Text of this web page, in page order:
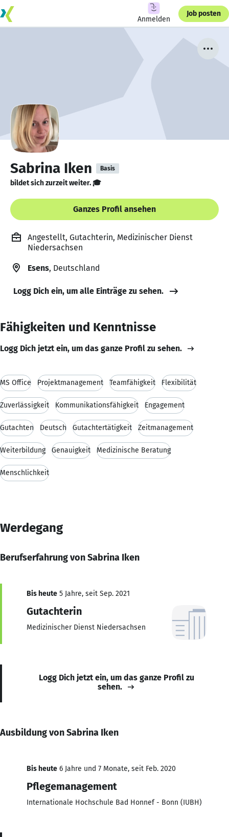
Anmelden
Job posten
Sabrina Iken Basis
bildet sich zurzeit weiter. 🎓
Ganzes Profil ansehen
Angestellt, Gutachterin, Medizinischer Dienst
Niedersachsen
Esens, Deutschland
Logg Dich ein, um alle Einträge zu sehen.
Fähigkeiten und Kenntnisse
Logg Dich jetzt ein, um das ganze Profil zu sehen.
MS Office Projektmanagement Teamfähigkeit Flexibilität
Zuverlässigkeit Kommunikationsfähigkeit Engagement
Gutachten Deutsch Gutachtertätigkeit Zeitmanagement
Weiterbildung Genauigkeit Medizinische Beratung
Menschlichkeit
Werdegang
Berufserfahrung von Sabrina Iken
Bis heute 5 Jahre, seit Sep. 2021
Gutachterin
Medizinischer Dienst Niedersachsen
Logg Dich jetzt ein, um das ganze Profil zu
sehen.
Ausbildung von Sabrina Iken
Bis heute 6 Jahre und 7 Monate, seit Feb. 2020
Pflegemanagement
Internationale Hochschule Bad Honnef - Bonn (IUBH)